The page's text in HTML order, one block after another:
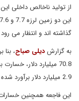
گذاشته اند و انتظار می
به گزارشدیلی صباح،
2.9 میلیارد دلار برآورد شده است.
این فاجعه همچنین